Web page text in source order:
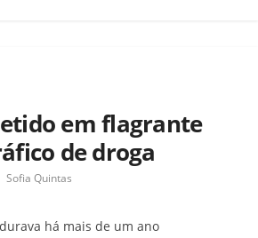
em flagrante
de droga
Sofia Quintas
há mais de um ano